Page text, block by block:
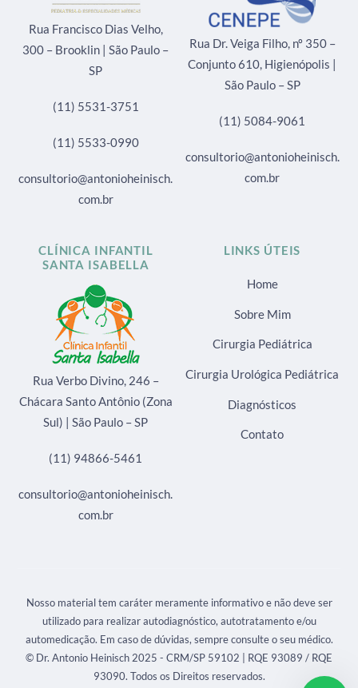
Rua Francisco Dias Velho,
300 – Brooklin | São Paulo –
SP
(11) 5531-3751
(11) 5533-0990
consultorio@antonioheinisch.
com.br
Rua Dr. Veiga Filho, nº 350 –
Conjunto 610, Higienópolis |
São Paulo – SP
(11) 5084-9061
consultorio@antonioheinisch.
com.br
CLÍNICA INFANTIL
SANTA ISABELLA
Rua Verbo Divino, 246 –
Chácara Santo Antônio (Zona
Sul) | São Paulo – SP
(11) 94866-5461
consultorio@antonioheinisch.
com.br
LINKS ÚTEIS
Home
Sobre Mim
Cirurgia Pediátrica
Cirurgia Urológica Pediátrica
Diagnósticos
Contato
Nosso material tem caráter meramente informativo e não deve ser
utilizado para realizar autodiagnóstico, autotratamento e/ou
automedicação. Em caso de dúvidas, sempre consulte o seu médico.
© Dr. Antonio Heinisch 2025 - CRM/SP 59102 | RQE 93089 / RQE
93090. Todos os Direitos reservados.